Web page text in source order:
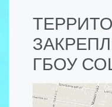
ГБОУ